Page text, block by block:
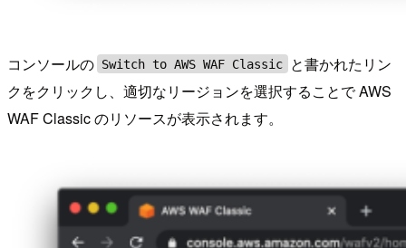
コンソールの Switch to AWS WAF Classic
と書かれたリン
クをクリックし、適切なリージョンを選択することで AWS
WAF Classic のリソースが表示されます。